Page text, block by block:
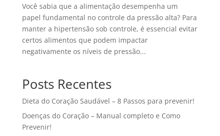
Você sabia que a alimentação desempenha um
papel fundamental no controle da pressão alta? Para
manter a hipertensão sob controle, é essencial evitar
certos alimentos que podem impactar
negativamente os níveis de pressão...
Posts Recentes
Dieta do Coração Saudável – 8 Passos para prevenir!
Doenças do Coração – Manual completo e Como
Prevenir!